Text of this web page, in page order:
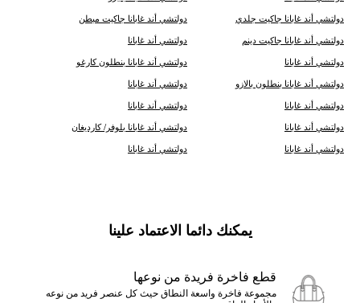
دولتشي أند غابانا جاكيت جلدي دولتشي أند غابانا جاكيت مبطن
دولتشي أند غابانا جاكيت دينم دولتشي أند غابانا
دولتشي أند غابانا دولتشي أند غابانا بنطلون كارغو
دولتشي أند غابانا بنطلون بالازو دولتشي أند غابانا
دولتشي أند غابانا دولتشي أند غابانا
دولتشي أند غابانا دولتشي أند غابانا بلوفر/ كارديغان
دولتشي أند غابانا دولتشي أند غابانا
يمكنك دائما الاعتماد علينا
قطع فاخرة فريدة من نوعها
مجموعة فاخرة واسعة النطاق حيث كل عنصر فريد من نوعه